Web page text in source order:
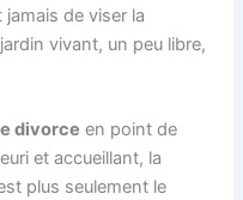
jamais de viser la
vivant, un peu libre,
divorce en point de
et accueillant, la
plus seulement le